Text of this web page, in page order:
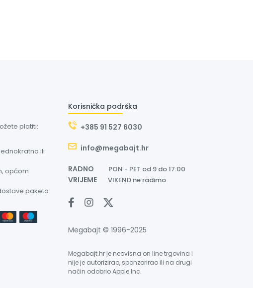
platiti:
ili
općom
paketa
Korisnička podrška
+385 91 527 6030
info@megabajt.hr
RADNO PON - PET od 9 do 17:00
VRIJEME VIKEND ne radimo
Megabajt © 1996-2025
Megabajt.hr je neovisna on line trgovina i
nije je autorizirao, sponzorirao ili na drugi
način odobrio Apple Inc.